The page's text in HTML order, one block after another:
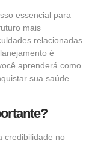
essencial para
mais
relacionadas
é
aprenderá como
sua saúde
credibilidade no